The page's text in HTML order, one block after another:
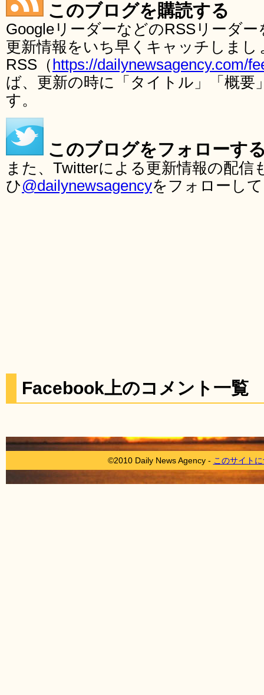
このブログを購読する
GoogleリーダーなどのRSSリーダ
更新情報をいち早くキャッチしま
RSS（ https://dailynewsagency.com/
ば、更新の時に「タイトル」「概要
す。
このブログをフォローす
また、Twitterによる更新情報の配
ひ@dailynewsagencyをフォローし
Facebook上のコメント一覧
©2010 Daily News Agency - このサイト